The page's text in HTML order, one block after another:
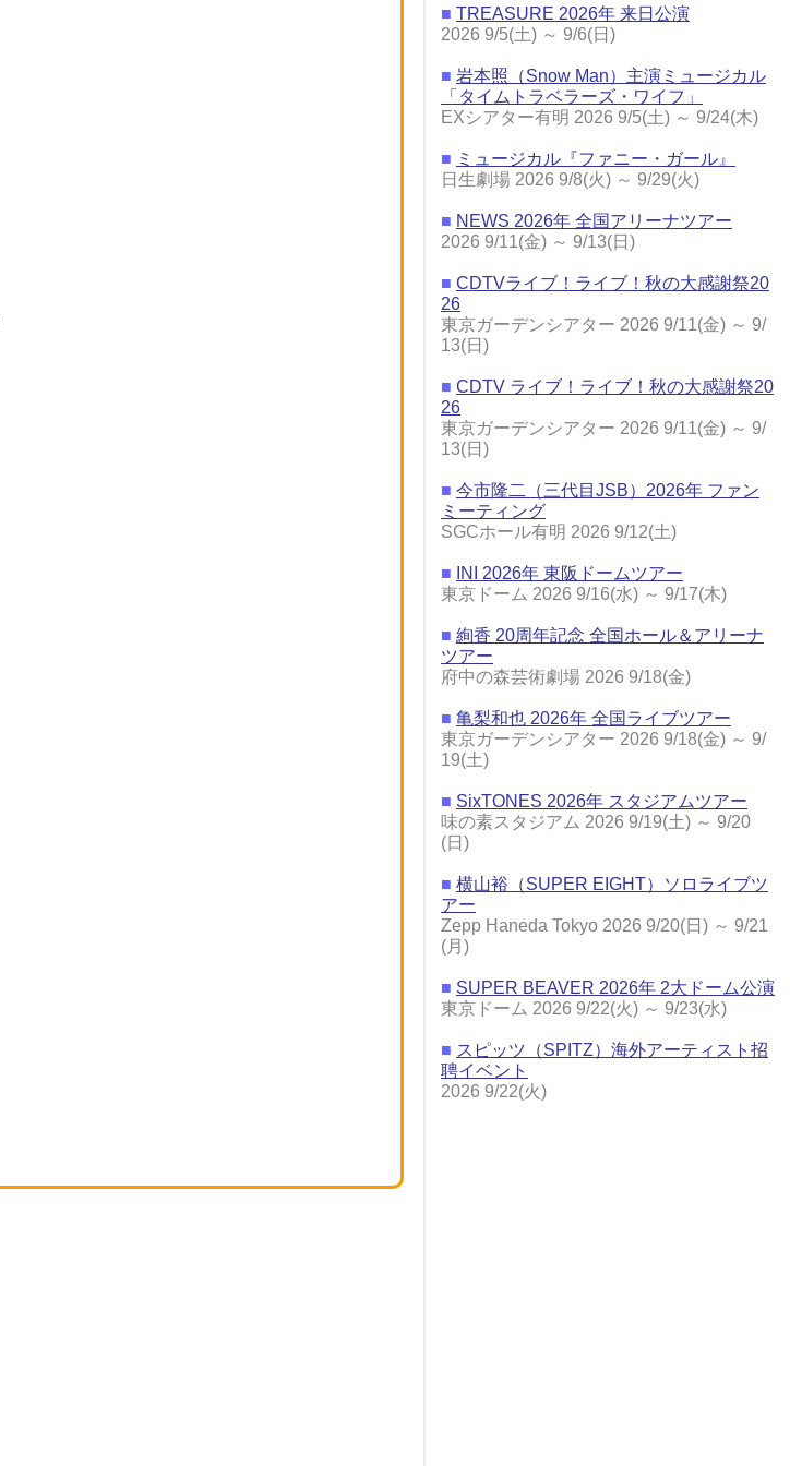
■ TREASURE 2026年 来日公演
2026 9/5(土) ～ 9/6(日)
■ 岩本照（Snow Man）主演ミュージカル
「タイムトラベラーズ・ワイフ」
EXシアター有明 2026 9/5(土) ～ 9/24(木)
■ ミュージカル『ファニー・ガール』
日生劇場 2026 9/8(火) ～ 9/29(火)
■ NEWS 2026年 全国アリーナツアー
2026 9/11(金) ～ 9/13(日)
■ CDTVライブ！ライブ！秋の大感謝祭20
26
東京ガーデンシアター 2026 9/11(金) ～ 9/
13(日)
■ CDTV ライブ！ライブ！秋の大感謝祭20
26
東京ガーデンシアター 2026 9/11(金) ～ 9/
13(日)
■ 今市隆二（三代目JSB）2026年 ファン
ミーティング
SGCホール有明 2026 9/12(土)
■
INI 2026年 東阪ドームツアー
東京ドーム 2026 9/16(水) ～ 9/17(木)
■ 絢香 20周年記念 全国ホール＆アリーナ
ツアー
府中の森芸術劇場 2026 9/18(金)
■ 亀梨和也 2026年 全国ライブツアー
東京ガーデンシアター 2026 9/18(金) ～ 9/
19(土)
■ SixTONES 2026年 スタジアムツアー
味の素スタジアム 2026 9/19(土) ～ 9/20
(日)
■ 横山裕（SUPER EIGHT）ソロライブツ
アー
Zepp Haneda Tokyo 2026 9/20(日) ～ 9/21
(月)
■ SUPER BEAVER 2026年 2大ドーム公演
東京ドーム 2026 9/22(火) ～ 9/23(水)
■ スピッツ（SPITZ）海外アーティスト招
聘イベント
2026 9/22(火)